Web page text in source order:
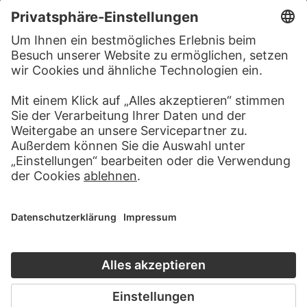
Impressum
Datenschutz
Copyright © 2026 Städel Museum
All rights reserved.
DIGITALE SAMMLUNG
Startseite
Werke
Künstler
Alben
SOCIAL MEDIA